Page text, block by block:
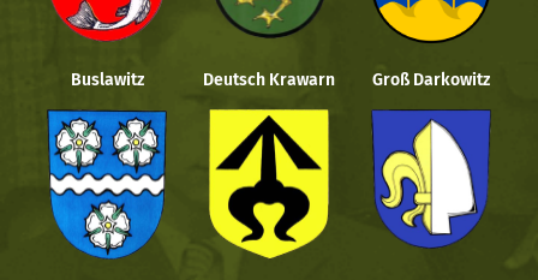
Buslawitz Deutsch Krawarn Groß Darkowitz